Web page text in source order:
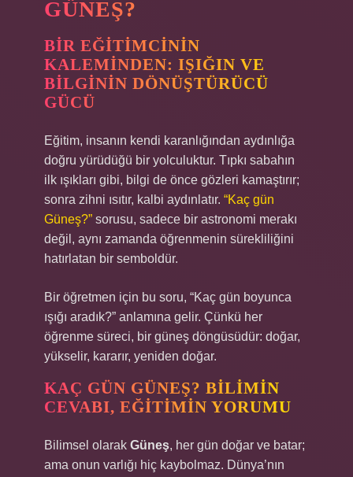
GÜNEŞ?
BIR EĞITIMCININ
KALEMINDEN: IŞIĞIN VE
BILGININ DÖNÜŞTÜRÜCÜ
GÜCÜ
Eğitim, insanın kendi karanlığından aydınlığa
doğru yürüdüğü bir yolculuktur. Tıpkı sabahın
ilk ışıkları gibi, bilgi de önce gözleri kamaştırır;
sonra zihni ısıtır, kalbi aydınlatır. “Kaç gün
Güneş?” sorusu, sadece bir astronomi merakı
değil, aynı zamanda öğrenmenin sürekliliğini
hatırlatan bir semboldür.
Bir öğretmen için bu soru, “Kaç gün boyunca
ışığı aradık?” anlamına gelir. Çünkü her
öğrenme süreci, bir güneş döngüsüdür: doğar,
yükselir, kararır, yeniden doğar.
KAÇ GÜN GÜNEŞ? BILIMIN
CEVABI, EĞITIMIN YORUMU
Bilimsel olarak Güneş, her gün doğar ve batar;
ama onun varlığı hiç kaybolmaz. Dünya’nın